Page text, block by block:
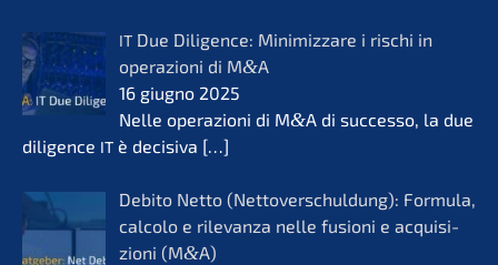
IT Due Diligence: Minimiz­za­re i rischi in
opera­zio­ni di M&A
16 giugno 2025
Nelle opera­zio­ni di M&A di succes­so, la due
diligence IT è decisi­va […]
Debito Netto (Netto­ver­schul­dung): Formu­la,
calco­lo e rilevanza nelle fusio­ni e acqui­si­
zio­ni (M&A)